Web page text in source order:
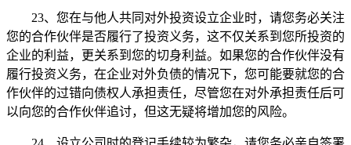
23、您在与他人共同对外投资设立企业时，请您务必关注
您的合作伙伴是否履行了投资义务，这不仅关系到您所投资的
企业的利益，更关系到您的切身利益。如果您的合作伙伴没有
履行投资义务，在企业对外负债的情况下，您可能要就您的合
作伙伴的过错向债权人承担责任，尽管您在对外承担责任后可
以向您的合作伙伴追讨，但这无疑将增加您的风险。